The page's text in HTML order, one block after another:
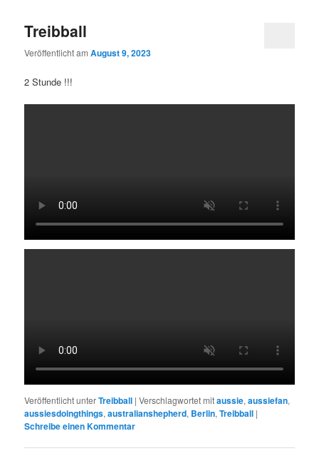
Treibball
Veröffentlicht amAugust 9, 2023
2 Stunde !!!
Veröffentlicht unterTreibball |Verschlagwortet mitaussie,aussiefan,
aussiesdoingthings,australianshepherd, Berlin,Treibball |
Schreibe einen Kommentar